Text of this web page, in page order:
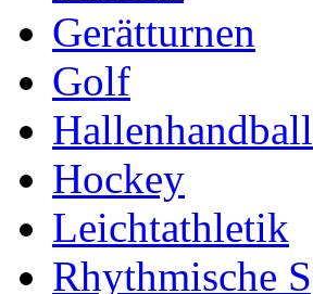
Gerätturnen
Golf
Hallenhandball
Hockey
Leichtathletik
Rhythmische